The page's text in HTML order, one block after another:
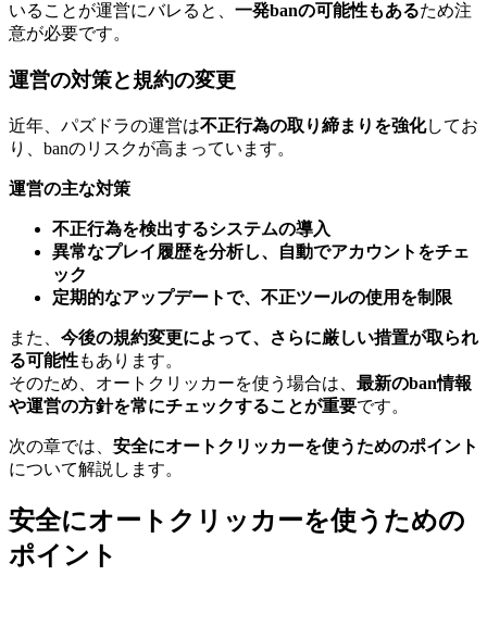
いることが運営にバレると、 一発banの可能性もあるため注
意が必要です。
運営の対策と規約の変更
近年、パズドラの運営は不正行為の取り締まりを強化してお
り、banのリスクが高まっています。
運営の主な対策
不正行為を検出するシステムの導入
異常なプレイ履歴を分析し、自動でアカウントをチェ
ック
定期的なアップデートで、不正ツールの使用を制限
また、 今後の規約変更によって、さらに厳しい措置が取られ
る可能性もあります。
そのため、オートクリッカーを使う場合は、 最新のban情報
や運営の方針を常にチェックすることが重要です。
次の章では、 安全にオートクリッカーを使うためのポイント
について解説します。
安全にオートクリッカーを使うための
ポイント